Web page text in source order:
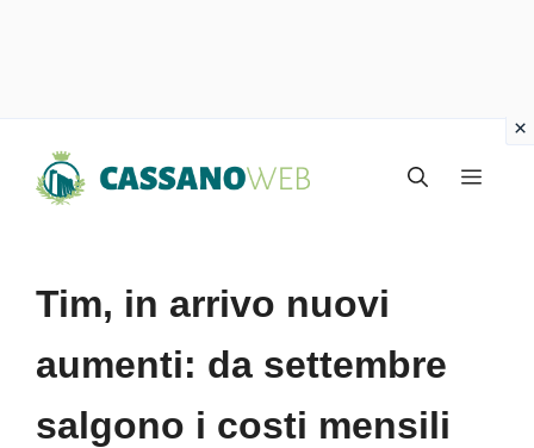
Menu
Tim, in arrivo nuovi
aumenti: da settembre
salgono i costi mensili